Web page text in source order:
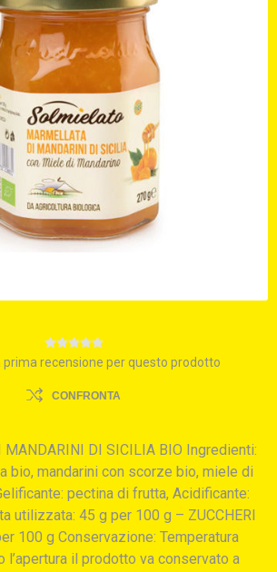
recensione per questo prodotto
CONFRONTA
MANDARINI DI SICILIA BIO Ingredienti:
bio, mandarini con scorze bio, miele di
pectina di frutta, Acidificante:
utilizzata: 45 g per 100 g – ZUCCHERI
100 g Conservazione: Temperatura
l’apertura il prodotto va conservato a